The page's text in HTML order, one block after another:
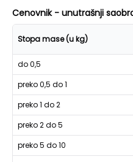
Cenovnik - unutrašnji
Stopa mase (u kg)
do 0,5
preko 0,5 do 1
preko 1 do 2
preko 2 do 5
preko 5 do 10